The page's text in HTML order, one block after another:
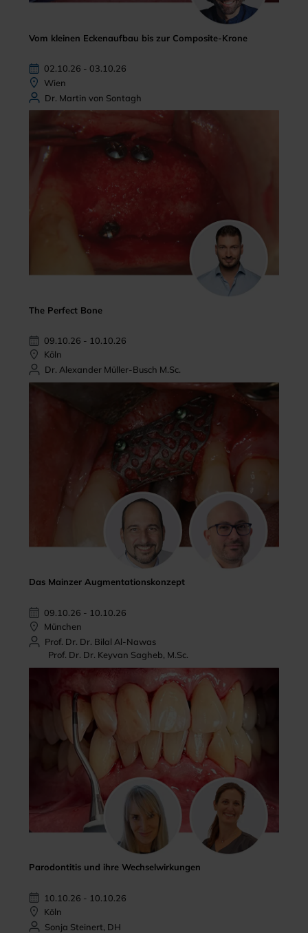
Vom kleinen Eckenaufbau bis zur Composite-Krone
02.10.26 - 03.10.26
Wien
Dr. Martin von Sontagh
The Perfect Bone
09.10.26 - 10.10.26
Köln
Dr. Alexander Müller-Busch M.Sc.
Das Mainzer Augmentationskonzept
09.10.26 - 10.10.26
München
Prof. Dr. Dr. Bilal Al-Nawas
Prof. Dr. Dr. Keyvan Sagheb, M.Sc.
Parodontitis und ihre Wechselwirkungen
10.10.26 - 10.10.26
Köln
Sonja Steinert, DH